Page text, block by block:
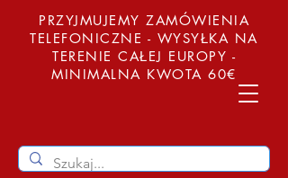
PRZYJMUJEMY ZAMÓWIENIA
TELEFONICZNE - WYSYŁKA NA
TERENIE CAŁEJ EUROPY -
MINIMALNA KWOTA 60€